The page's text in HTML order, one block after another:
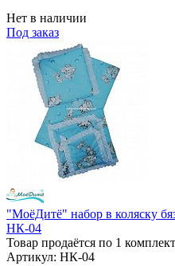
Нет в наличии
Под заказ
"МоёДитё" набор в коляску
НК-04
Товар продаётся по 1
Артикул: НК-04